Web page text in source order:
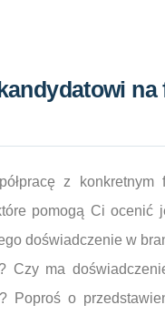
z konkretnym
pomogą Ci ocenić
doświadczenie w
Czy ma
Poproś o